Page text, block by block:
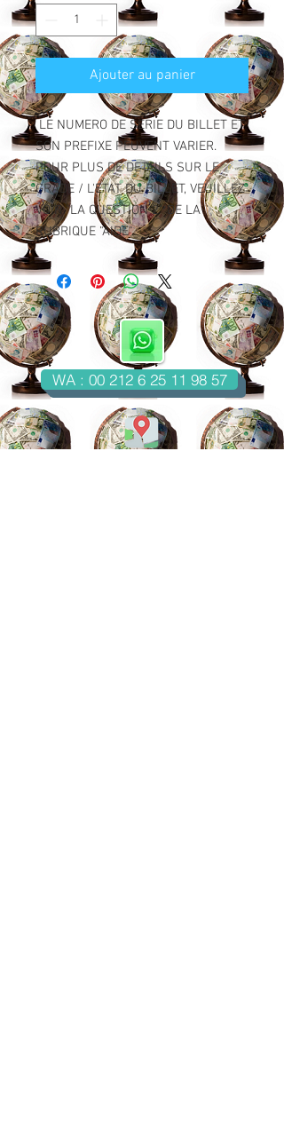
Ajouter au panier
LE NUMERO DE SERIE DU BILLET ET
SON PREFIXE PEUVENT VARIER.
POUR PLUS DE DETAILS SUR LE
GRADE / L'ETAT DU BILLET, VEUILLEZ
VOIR "LA QUESTION 2" DE LA
RUBRIQUE "AIDE".
WA : 00 212 6 25 11 98 57